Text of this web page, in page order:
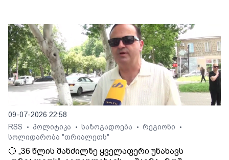
09-07-2026 22:58
RSS
• პოლიტიკა • საზოგადოება • რეგიონი •
სოლიდარობა "თრიალეთს"
🔴 „36 წლის მანძილზე ყველაფერი უნახავს